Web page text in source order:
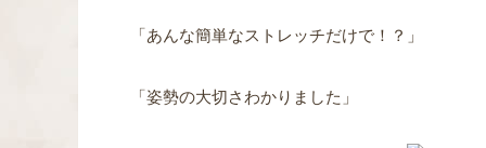
「あんな簡単なストレッチだけで！？」
「姿勢の大切さわかりました」